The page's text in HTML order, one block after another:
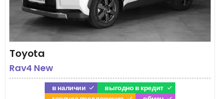
Toyota
Rav4 New
в наличии
выгодно в кредит